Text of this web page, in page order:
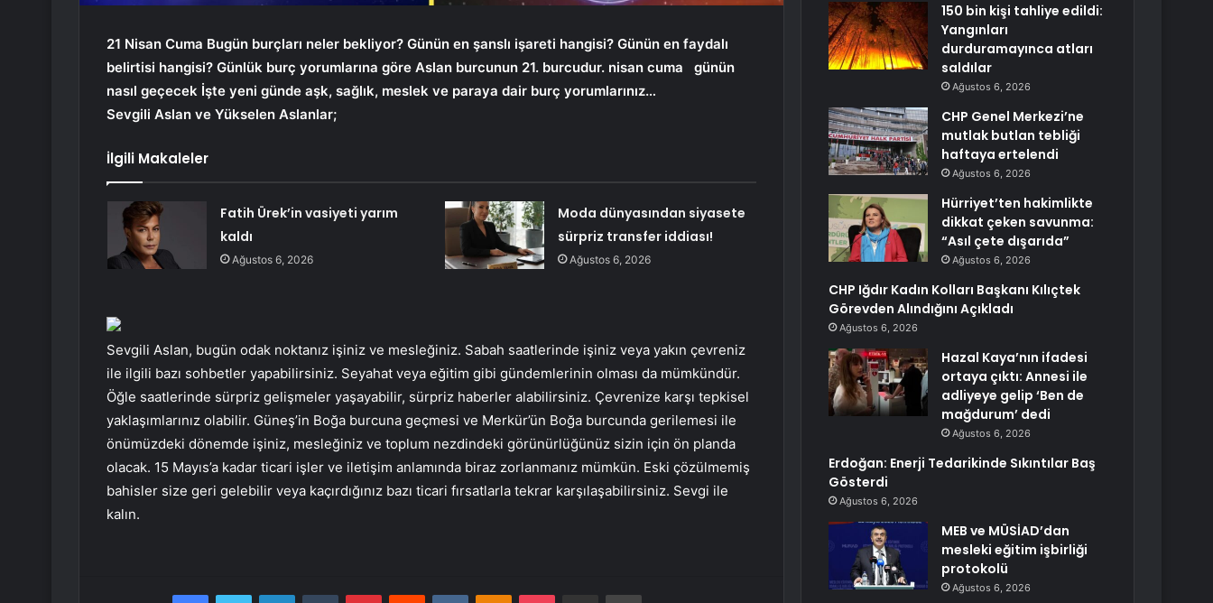
21 Nisan Cuma Bugün burçları neler bekliyor? Günün en şanslı işareti hangisi? Günün en faydalı
belirtisi hangisi? Günlük burç yorumlarına göre Aslan burcunun 21. burcudur. nisan cuma
günün
nasıl geçecek İşte yeni günde aşk, sağlık, meslek ve paraya dair burç yorumlarınız…
Sevgili Aslan ve Yükselen Aslanlar;
İlgili Makaleler
Fatih Ürek’in vasiyeti yarım
kaldı
Ağustos 6, 2026
Moda dünyasından siyasete
sürpriz transfer iddiası!
Ağustos 6, 2026
Sevgili Aslan, bugün odak noktanız işiniz ve mesleğiniz. Sabah saatlerinde işiniz veya yakın çevreniz
ile ilgili bazı sohbetler yapabilirsiniz. Seyahat veya eğitim gibi gündemlerinin olması da mümkündür.
Öğle saatlerinde sürpriz gelişmeler yaşayabilir, sürpriz haberler alabilirsiniz. Çevrenize karşı tepkisel
yaklaşımlarınız olabilir. Güneş’in Boğa burcuna geçmesi ve Merkür’ün Boğa burcunda gerilemesi ile
önümüzdeki dönemde işiniz, mesleğiniz ve toplum nezdindeki görünürlüğünüz sizin için ön planda
olacak. 15 Mayıs’a kadar ticari işler ve iletişim anlamında biraz zorlanmanız mümkün. Eski çözülmemiş
bahisler size geri gelebilir veya kaçırdığınız bazı ticari fırsatlarla tekrar karşılaşabilirsiniz. Sevgi ile
kalın.
FacebookTwitter LinkedInTumblr PinterestReddit VKontakteOdnoklassniki
Pocket E-Posta ile paylaş Yazdır
150 bin kişi tahliye edildi:
Yangınları
durduramayınca atları
saldılar
Ağustos 6, 2026
CHP Genel Merkezi’ne
mutlak butlan tebliği
haftaya ertelendi
Ağustos 6, 2026
Hürriyet’ten hakimlikte
dikkat çeken savunma:
“Asıl çete dışarıda”
Ağustos 6, 2026
CHP Iğdır Kadın Kolları Başkanı Kılıçtek
Görevden Alındığını Açıkladı
Ağustos 6, 2026
Hazal Kaya’nın ifadesi
ortaya çıktı: Annesi ile
adliyeye gelip ‘Ben de
mağdurum’ dedi
Ağustos 6, 2026
Erdoğan: Enerji Tedarikinde Sıkıntılar Baş
Gösterdi
Ağustos 6, 2026
MEB ve MÜSİAD’dan
mesleki eğitim işbirliği
protokolü
Ağustos 6, 2026